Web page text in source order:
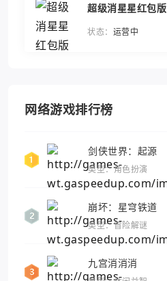
超级消星星红包版
状态： 运营中
网络游戏排行榜
剑侠世界：起源
类型：角色扮演
崩坏：星穹铁道
类型：冒险解谜
九宫消消消